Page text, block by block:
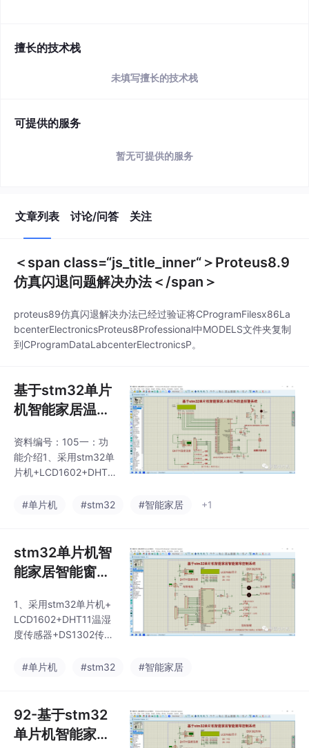
擅长的技术栈
未填写擅长的技术栈
可提供的服务
暂无可提供的服务
文章列表 讨论/问答 关注
＜span class=“js_title_inner“＞Proteus8.9
仿真闪退问题解决办法＜/span＞
proteus89仿真闪退解决办法已经过验证将CProgramFilesx86La
bcenterElectronicsProteus8Professional中MODELS文件夹复制
到CProgramDataLabcenterElectronicsP。
基于stm32单片
机智能家居温湿
红外防盗报警系
统Proteus仿真
资料编号：105一：功
能介绍1、采用stm32单
片机+LCD1602+DHT1
感器+按键开关+蜂鸣器
体红外防盗报警系统；
2、通过按键开关来模拟
人体红外检测触发，并
设置正在布防和停止布
防状态，布防状态下，
当检测到有人闯入，蜂
警提醒；3、通过烟雾
示屏
#单片机 #stm32 #智能家居 +1
stm32单片机智
能家居智能窗帘
s仿真全套资料
1、采用stm32单片机+
LCD1602+DHT11温湿
度传感器+DS1302传感
机，制作一个智能窗帘
代码采用keil5编写，程
序有中文注释，新手容
易看懂，仿真采用Prote
#单片机 #stm32 #智能家居
92-基于stm32
单片机智能家居